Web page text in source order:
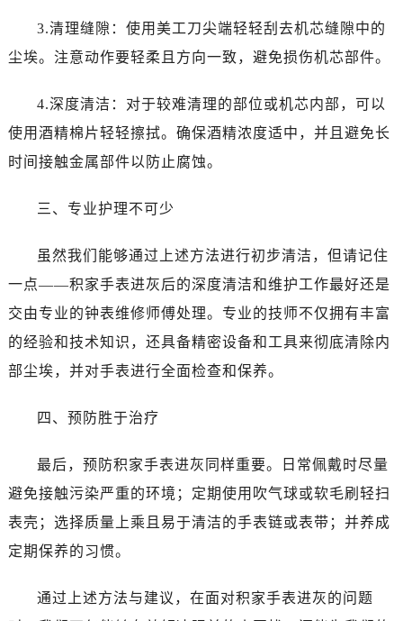
3.清理缝隙：使用美工刀尖端轻轻刮去机芯缝隙中的
尘埃。注意动作要轻柔且方向一致，避免损伤机芯部件。
4.深度清洁：对于较难清理的部位或机芯内部，可以
使用酒精棉片轻轻擦拭。确保酒精浓度适中，并且避免长
时间接触金属部件以防止腐蚀。
三、专业护理不可少
虽然我们能够通过上述方法进行初步清洁，但请记住
一点——积家手表进灰后的深度清洁和维护工作最好还是
交由专业的钟表维修师傅处理。专业的技师不仅拥有丰富
的经验和技术知识，还具备精密设备和工具来彻底清除内
部尘埃，并对手表进行全面检查和保养。
四、预防胜于治疗
最后，预防积家手表进灰同样重要。日常佩戴时尽量
避免接触污染严重的环境；定期使用吹气球或软毛刷轻扫
表壳；选择质量上乘且易于清洁的手表链或表带；并养成
定期保养的习惯。
通过上述方法与建议，在面对积家手表进灰的问题